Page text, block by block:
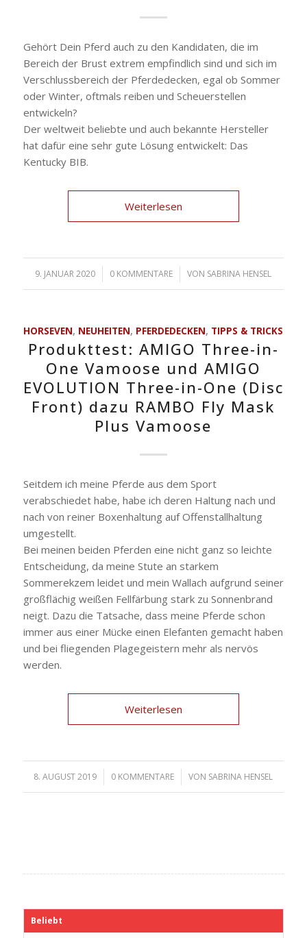
Gehört Dein Pferd auch zu den Kandidaten, die im
Bereich der Brust extrem empfindlich sind und sich im
Verschlussbereich der Pferdedecken, egal ob Sommer
oder Winter, oftmals reiben und Scheuerstellen
entwickeln?
Der weltweit beliebte und auch bekannte Hersteller
hat dafür eine sehr gute Lösung entwickelt: Das
Kentucky BIB.
Weiterlesen
9. JANUAR 2020
/ 0 KOMMENTARE
/ VON SABRINA HENSEL
HORSEVEN, NEUHEITEN, PFERDEDECKEN, TIPPS & TRICKS
Produkttest: AMIGO Three-in-
One Vamoose und AMIGO
EVOLUTION Three-in-One (Disc
Front) dazu RAMBO Fly Mask
Plus Vamoose
Seitdem ich meine Pferde aus dem Sport
verabschiedet habe, habe ich deren Haltung nach und
nach von reiner Boxenhaltung auf Offenstallhaltung
umgestellt.
Bei meinen beiden Pferden eine nicht ganz so leichte
Entscheidung, da meine Stute an starkem
Sommerekzem leidet und mein Wallach aufgrund seiner
großflächig weißen Fellfärbung stark zu Sonnenbrand
neigt. Dazu die Tatsache, dass meine Pferde schon
immer aus einer Mücke einen Elefanten gemacht haben
und bei fliegenden Plagegeistern mehr als nervös
werden.
Weiterlesen
8. AUGUST 2019
/ 0 KOMMENTARE
/ VON SABRINA HENSEL
Beliebt